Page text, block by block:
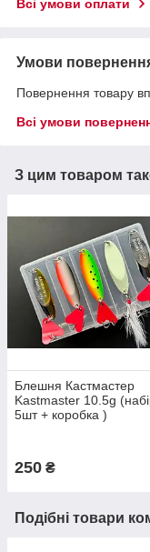
Всі умови оплати
Умови
Повернення товару
Всі умови
З цим товаром
Блешня Кастмастер
Kastmaster 10.5g
5шт + коробка )
250 ₴
Подібні товари